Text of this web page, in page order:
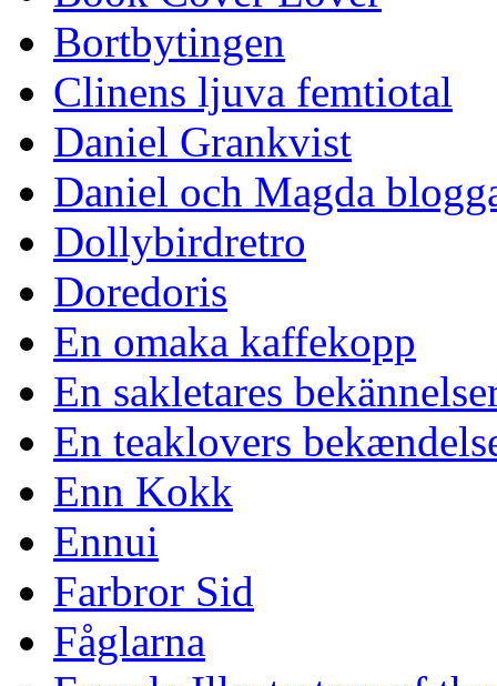
Bortbytingen
Clinens ljuva femtiotal
Daniel Grankvist
Daniel och Magda
Dollybirdretro
Doredoris
En omaka kaffekopp
En sakletares
En teaklovers
Enn Kokk
Ennui
Farbror Sid
Fåglarna